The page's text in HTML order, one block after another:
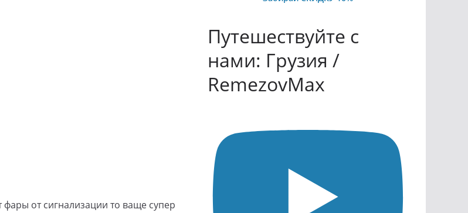
от сигнализации то ваще супер
Путешествуйте с
нами: Грузия /
RemezovMax